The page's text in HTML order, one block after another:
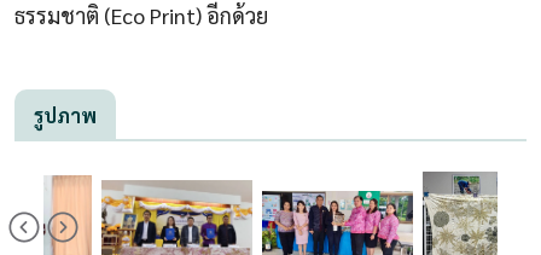
ธรรมชาติ (Eco Print) อีกด้วย
รูปภาพ